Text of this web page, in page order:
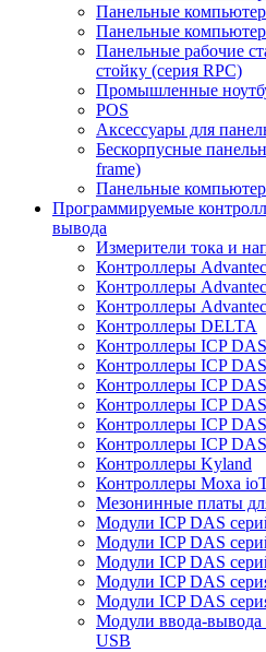
Панельные
Панельные
Панельные рабочие
стойку (серия RPC)
Промышленные
POS
Аксессуары для
Бескорпусные
frame)
Панельные
Программируемые
вывода
Измерители тока и
Контроллеры
Контроллеры
Контроллеры
Контроллеры DELTA
Контроллеры ICP
Контроллеры ICP
Контроллеры ICP
Контроллеры ICP
Контроллеры ICP
Контроллеры ICP
Контроллеры Kyland
Контроллеры Moxa
Мезонинные платы
Модули ICP DAS
Модули ICP DAS
Модули ICP DAS
Модули ICP DAS
Модули ICP DAS
Модули ввода-вывода
USB